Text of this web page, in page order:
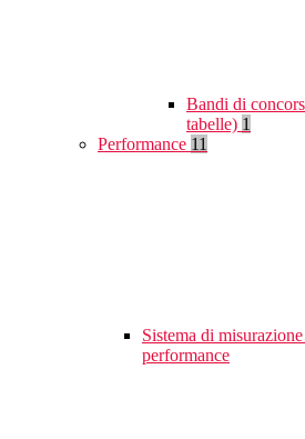
Bandi di
tabelle) 1
Performance 11
Sistema di
performance